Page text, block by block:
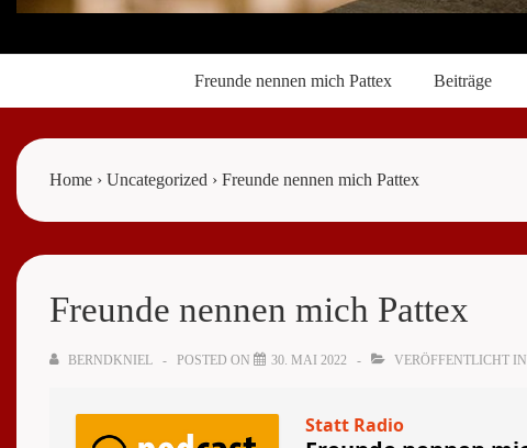
Navigation
Freunde nennen mich Pattex Beiträge
Home › Uncategorized › Freunde nennen mich Pattex
Freunde nennen mich Pattex
BERNDKNIEL POSTED ON 30. MAI 2022 VERÖFFENTLICHT IN